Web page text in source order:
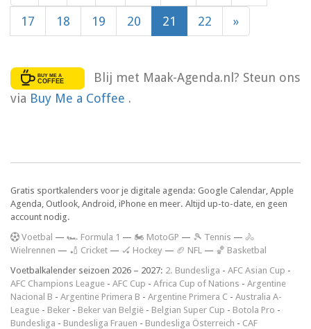
17 18 19 20 21 22 »
Blij met Maak-Agenda.nl? Steun ons
via Buy Me a Coffee .
Gratis sportkalenders voor je digitale agenda: Google Calendar, Apple
Agenda, Outlook, Android, iPhone en meer. Altijd up-to-date, en geen
account nodig.
Voetbal — 🏎️ Formula 1 — 🏍 MotoGP — 🎾 Tennis — 🚴
Wielrennen — 🏏 Cricket — 🏑 Hockey — 🏈 NFL — 🏀 Basketbal
Voetbalkalender seizoen 2026 – 2027: 2. Bundesliga - AFC Asian Cup -
AFC Champions League - AFC Cup - Africa Cup of Nations - Argentine
Nacional B - Argentine Primera B - Argentine Primera C - Australia A-
League - Beker - Beker van België - Belgian Super Cup - Botola Pro -
Bundesliga - Bundesliga Frauen - Bundesliga Österreich - CAF